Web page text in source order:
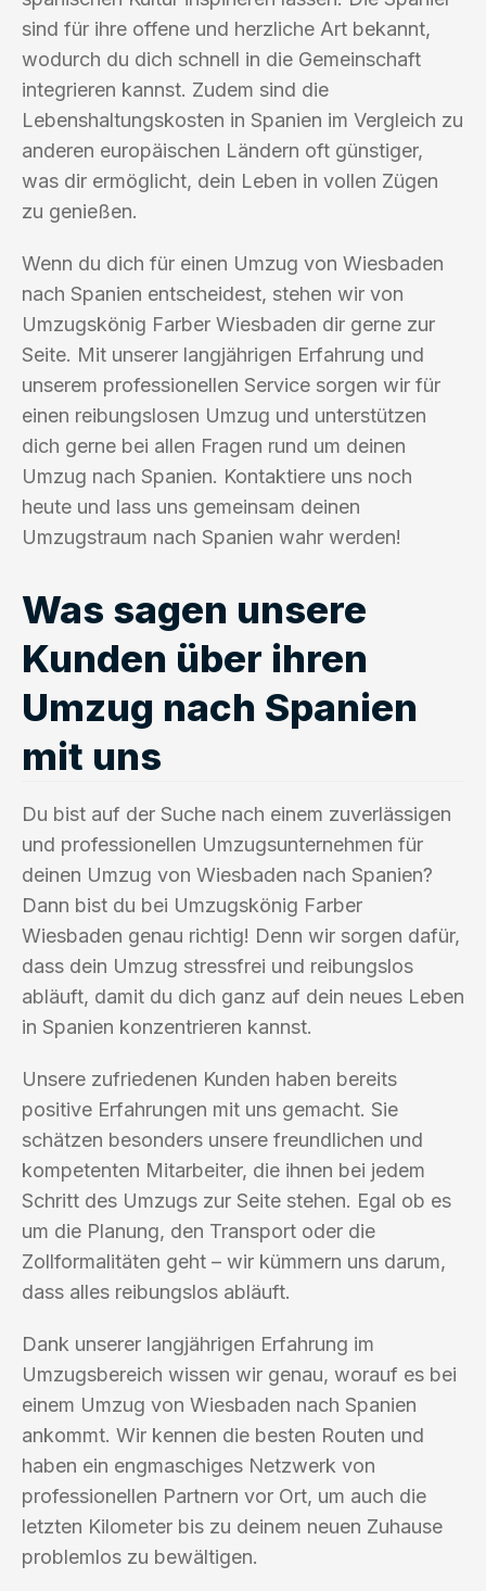
sind für ihre offene und herzliche Art bekannt,
wodurch du dich schnell in die Gemeinschaft
integrieren kannst. Zudem sind die
Lebenshaltungskosten in Spanien im Vergleich zu
anderen europäischen Ländern oft günstiger,
was dir ermöglicht, dein Leben in vollen Zügen
zu genießen.
Wenn du dich für einen Umzug von Wiesbaden
nach Spanien entscheidest, stehen wir von
Umzugskönig Farber Wiesbaden dir gerne zur
Seite. Mit unserer langjährigen Erfahrung und
unserem professionellen Service sorgen wir für
einen reibungslosen Umzug und unterstützen
dich gerne bei allen Fragen rund um deinen
Umzug nach Spanien. Kontaktiere uns noch
heute und lass uns gemeinsam deinen
Umzugstraum nach Spanien wahr werden!
Was sagen unsere
Kunden über ihren
Umzug nach Spanien
mit uns
Du bist auf der Suche nach einem zuverlässigen
und professionellen Umzugsunternehmen für
deinen Umzug von Wiesbaden nach Spanien?
Dann bist du bei Umzugskönig Farber
Wiesbaden genau richtig! Denn wir sorgen dafür,
dass dein Umzug stressfrei und reibungslos
abläuft, damit du dich ganz auf dein neues Leben
in Spanien konzentrieren kannst.
Unsere zufriedenen Kunden haben bereits
positive Erfahrungen mit uns gemacht. Sie
schätzen besonders unsere freundlichen und
kompetenten Mitarbeiter, die ihnen bei jedem
Schritt des Umzugs zur Seite stehen. Egal ob es
um die Planung, den Transport oder die
Zollformalitäten geht – wir kümmern uns darum,
dass alles reibungslos abläuft.
Dank unserer langjährigen Erfahrung im
Umzugsbereich wissen wir genau, worauf es bei
einem Umzug von Wiesbaden nach Spanien
ankommt. Wir kennen die besten Routen und
haben ein engmaschiges Netzwerk von
professionellen Partnern vor Ort, um auch die
letzten Kilometer bis zu deinem neuen Zuhause
problemlos zu bewältigen.